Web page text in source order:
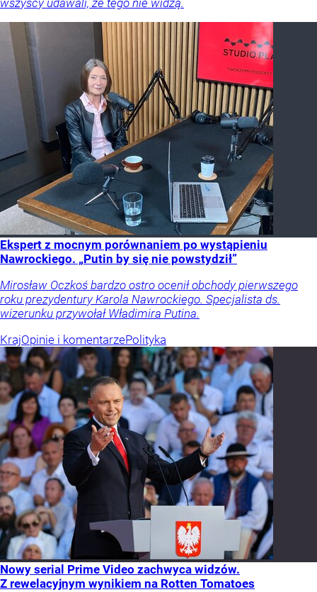
wszyscy udawali, że tego nie widzą.
Ekspert z mocnym porównaniem po wystąpieniu
Nawrockiego. „Putin by się nie powstydził”
Mirosław Oczkoś bardzo ostro ocenił obchody pierwszego
roku prezydentury Karola Nawrockiego. Specjalista ds.
wizerunku przywołał Władimira Putina.
KrajOpinie i komentarzePolityka
Nowy serial Prime Video zachwyca widzów.
Z rewelacyjnym wynikiem na Rotten Tomatoes